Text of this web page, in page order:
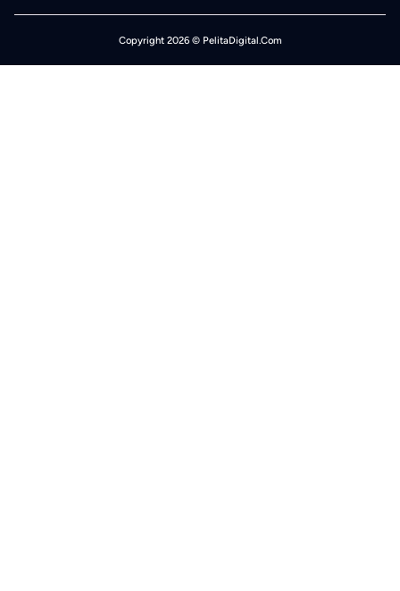
Copyright 2026 © PelitaDigital.Com